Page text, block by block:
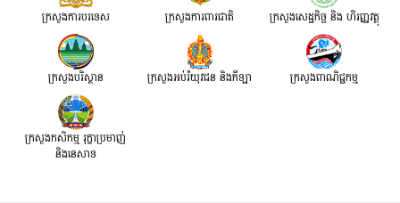
ក្រសួងការបរទេស ក្រសួងការពារជាតិ ក្រសួង​សេដ្ឋកិច្ច និង ហិរញ្ញវត្ថុ
ក្រសួងបរិស្ថាន ក្រសួងអប់រំយុវជន និងកីឡា ក្រសួងពាណិជ្ជកម្ម
ក្រសួងកសិកម្ម រុក្ខាប្រមាញ់
និងនេសាទ